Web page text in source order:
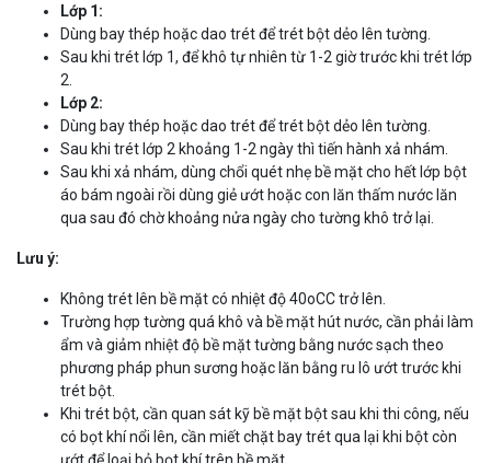
Lớp 1:
Dùng bay thép hoặc dao trét để trét bột dẻo lên tường.
Sau khi trét lớp 1, để khô tự nhiên từ 1-2 giờ trước khi trét lớp
2.
Lớp 2:
Dùng bay thép hoặc dao trét để trét bột dẻo lên tường.
Sau khi trét lớp 2 khoảng 1-2 ngày thì tiến hành xả nhám.
Sau khi xả nhám, dùng chổi quét nhẹ bề mặt cho hết lớp bột
áo bám ngoài rồi dùng giẻ ướt hoặc con lăn thấm nước lăn
qua sau đó chờ khoảng nửa ngày cho tường khô trở lại.
Lưu ý:
Không trét lên bề mặt có nhiệt độ 40oCC trở lên.
Trường hợp tường quá khô và bề mặt hút nước, cần phải làm
ẩm và giảm nhiệt độ bề mặt tường bằng nước sạch theo
phương pháp phun sương hoặc lăn bằng ru lô ướt trước khi
trét bột.
Khi trét bột, cần quan sát kỹ bề mặt bột sau khi thi công, nếu
có bọt khí nổi lên, cần miết chặt bay trét qua lại khi bột còn
ướt để loại bỏ bọt khí trên bề mặt.